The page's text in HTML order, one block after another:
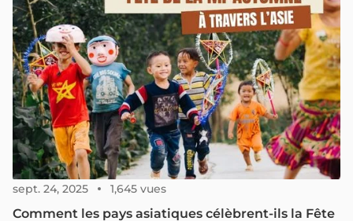
sept. 24, 2025 1,645 vues
Comment les pays asiatiques célèbrent-ils la Fête